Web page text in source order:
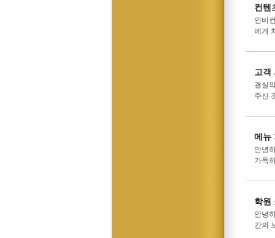
컨텐
인비
에게
고객
결실
주신
메뉴
안녕
가득
학원
안녕
간의